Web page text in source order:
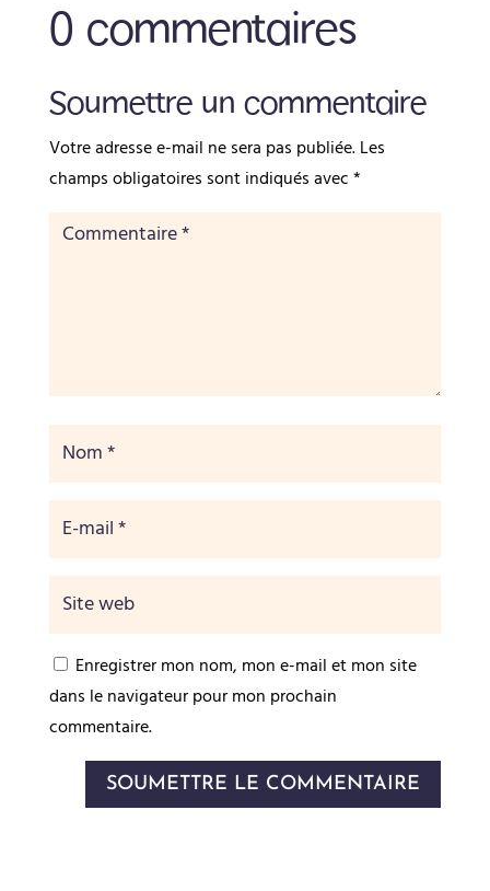
0 commentaires
Soumettre un commentaire
Votre adresse e-mail ne sera pas publiée. Les
champs obligatoires sont indiqués avec*
Enregistrer mon nom, mon e-mail et mon site
dans le navigateur pour mon prochain
commentaire.
SOUMETTRE LE COMMENTAIRE